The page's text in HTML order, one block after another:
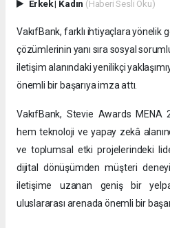
Erkek| Kadın (Haberi Sesli Oku)
VakıfBank, farklı ihtiyaçlara yönelik
çözümlerinin yanı sıra sosyal
iletişim alanındaki yenilikçi
önemli bir başarıya imza attı.
VakıfBank, Stevie Awards MENA
hem teknoloji ve yapay zekâ
ve toplumsal etki projelerindeki
dijital dönüşümden müşteri
iletişime uzanan geniş bir
uluslararası arenada önemli bir